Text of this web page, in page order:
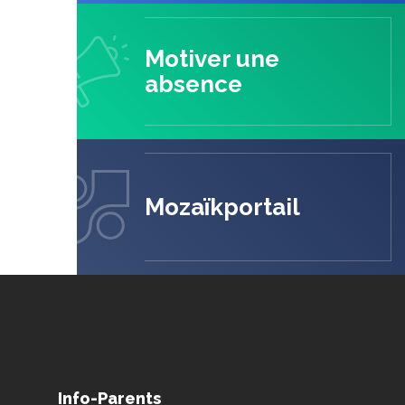
Motiver une
absence
Mozaïkportail
Info-Parents